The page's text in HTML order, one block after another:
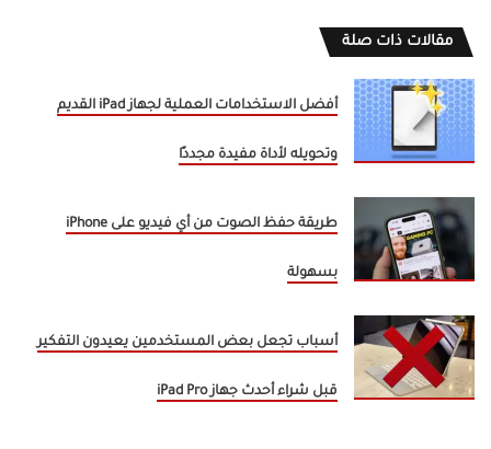
مقالات ذات صلة
أفضل الاستخدامات العملية لجهاز iPad القديم
وتحويله لأداة مفيدة مجددًا
طريقة حفظ الصوت من أي فيديو على iPhone
بسهولة
أسباب تجعل بعض المستخدمين يعيدون التفكير
قبل شراء أحدث جهاز iPad Pro